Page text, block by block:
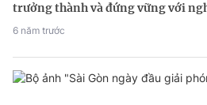
trưởng thành và đứng vững với
6 năm trước